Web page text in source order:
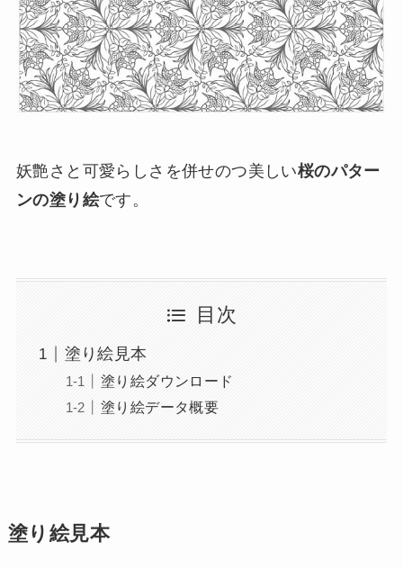
妖艶さと可愛らしさを併せのつ美しい桜のパター
ンの塗り絵です。
目次
塗り絵見本
塗り絵ダウンロード
塗り絵データ概要
塗り絵見本